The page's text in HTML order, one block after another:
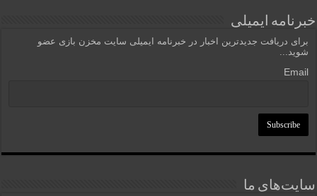
خبرنامه ایمیلی
برای دریافت جدیدترین اخبار در خبرنامه ایمیلی سایت مخزن بازی عضو
شوید...
Email
سایت‌های ما